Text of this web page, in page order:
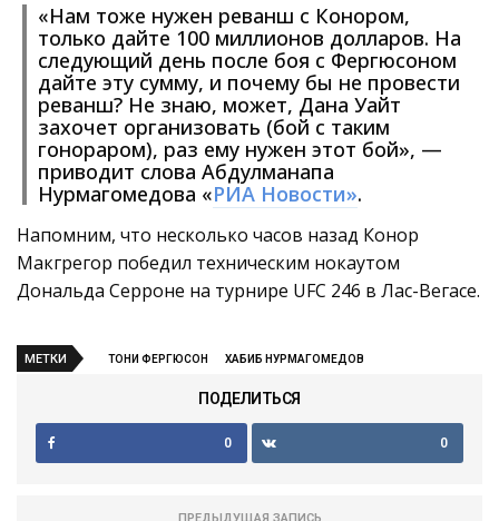
«Нам тоже нужен реванш с Конором,
только дайте 100 миллионов долларов. На
следующий день после боя с Фергюсоном
дайте эту сумму, и почему бы не провести
реванш? Не знаю, может, Дана Уайт
захочет организовать (бой с таким
гонораром), раз ему нужен этот бой», —
приводит слова Абдулманапа
Нурмагомедова «РИА Новости».
Напомним, что несколько часов назад Конор
Макгрегор победил техническим нокаутом
Дональда Серроне на турнире UFC 246 в Лас-Вегасе.
МЕТКИ ТОНИ ФЕРГЮСОН ХАБИБ НУРМАГОМЕДОВ
ПОДЕЛИТЬСЯ
0 0
ПРЕДЫДУЩАЯ ЗАПИСЬ